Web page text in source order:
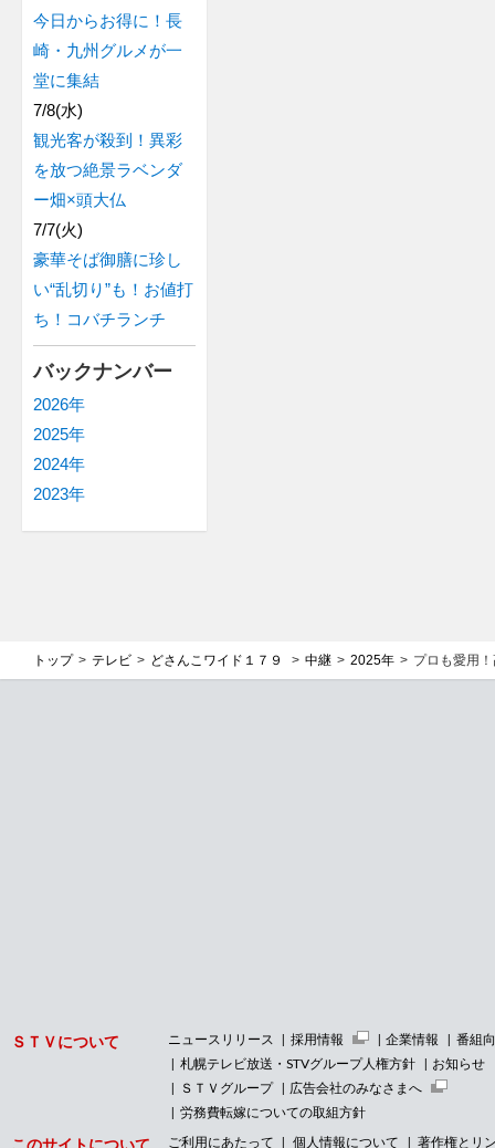
今日からお得に！長
崎・九州グルメが一
堂に集結
7/8(水)
観光客が殺到！異彩
を放つ絶景ラベンダ
ー畑×頭大仏
7/7(火)
豪華そば御膳に珍し
い“乱切り”も！お値打
ち！コバチランチ
バックナンバー
2026年
2025年
2024年
2023年
トップ テレビ どさんこワイド１７９ 中継 2025年 プロも愛用
ＳＴＶについて ニュースリリース 採用情報 企業情報
番組
札幌テレビ放送・STVグループ人権方針
お知らせ
ＳＴＶグループ
広告会社のみなさまへ
労務費転嫁についての取組方針
ご利用にあたって 個人情報について
著作権とリ